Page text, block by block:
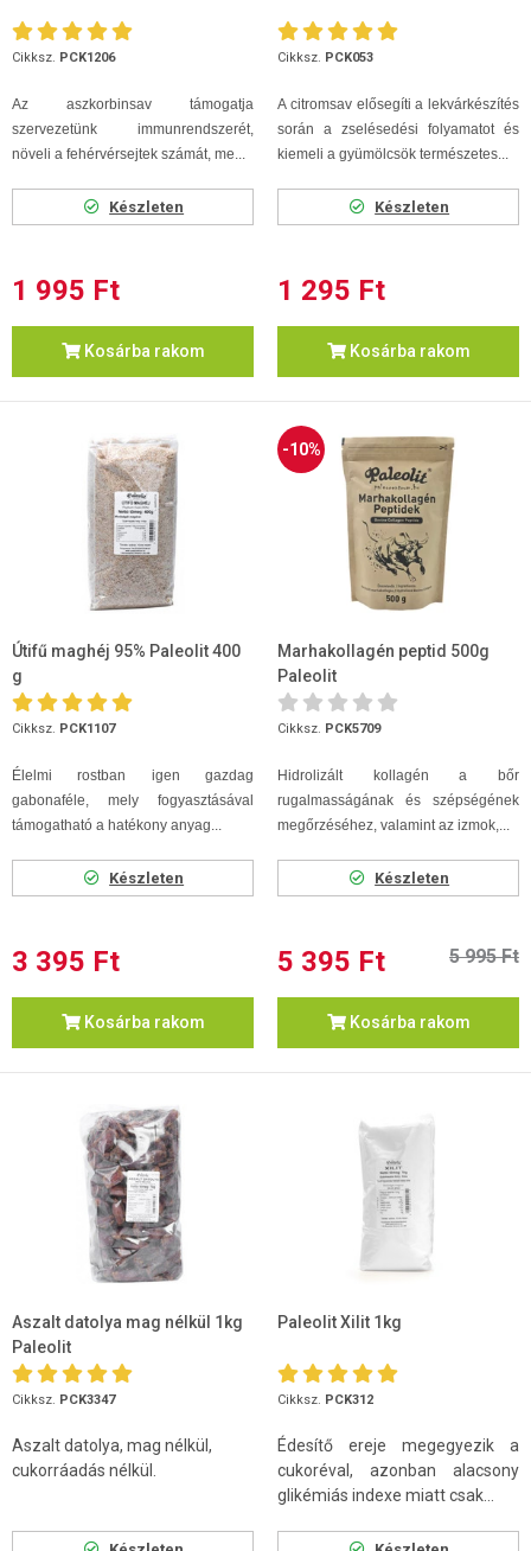
Cikksz. PCK1206
Az aszkorbinsav támogatja
szervezetünk immunrendszerét,
növeli a fehérvérsejtek számát, me...
Készleten
1 995 Ft
Kosárba rakom
Cikksz. PCK053
A citromsav elősegíti a lekvárkészítés
során a zselésedési folyamatot és
kiemeli a gyümölcsök természetes...
Készleten
1 295 Ft
Kosárba rakom
Útifű maghéj 95% Paleolit 400
g
Cikksz. PCK1107
Élelmi rostban igen gazdag
gabonaféle, mely fogyasztásával
támogatható a hatékony anyag...
Készleten
3 395 Ft
Kosárba rakom
-10%
Marhakollagén peptid 500g
Paleolit
Cikksz. PCK5709
Hidrolizált kollagén a bőr
rugalmasságának és szépségének
megőrzéséhez, valamint az izmok,...
Készleten
5 395 Ft 5 995 Ft
Kosárba rakom
Aszalt datolya mag nélkül 1kg
Paleolit
Cikksz. PCK3347
Aszalt datolya, mag nélkül,
cukorráadás nélkül.
Paleolit Xilit 1kg
Cikksz. PCK312
Édesítő ereje megegyezik a
cukoréval, azonban alacsony
glikémiás indexe miatt csak...